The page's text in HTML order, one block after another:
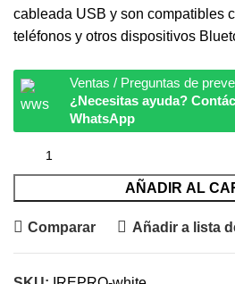
cableada USB y son compatibles
teléfonos y otros dispositivos
Ventas / Preguntas de
¿Necesitas ayuda?
WhatsApp
AÑADIR AL
Comparar Añadir a lista